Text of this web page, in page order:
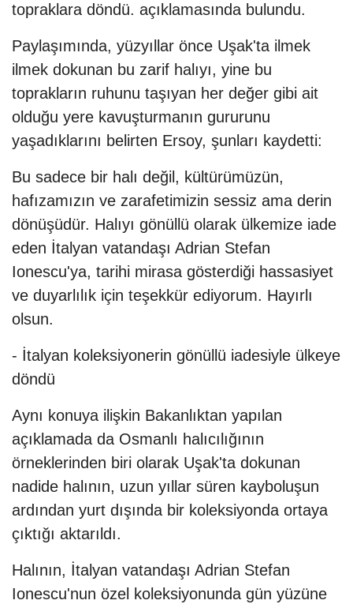
topraklara döndü. açıklamasında bulundu.
Paylaşımında, yüzyıllar önce Uşak'ta ilmek
ilmek dokunan bu zarif halıyı, yine bu
toprakların ruhunu taşıyan her değer gibi ait
olduğu yere kavuşturmanın gururunu
yaşadıklarını belirten Ersoy, şunları kaydetti:
Bu sadece bir halı değil, kültürümüzün,
hafızamızın ve zarafetimizin sessiz ama derin
dönüşüdür. Halıyı gönüllü olarak ülkemize iade
eden İtalyan vatandaşı Adrian Stefan
Ionescu'ya, tarihi mirasa gösterdiği hassasiyet
ve duyarlılık için teşekkür ediyorum. Hayırlı
olsun.
- İtalyan koleksiyonerin gönüllü iadesiyle ülkeye
döndü
Aynı konuya ilişkin Bakanlıktan yapılan
açıklamada da Osmanlı halıcılığının
örneklerinden biri olarak Uşak'ta dokunan
nadide halının, uzun yıllar süren kayboluşun
ardından yurt dışında bir koleksiyonda ortaya
çıktığı aktarıldı.
Halının, İtalyan vatandaşı Adrian Stefan
Ionescu'nun özel koleksiyonunda gün yüzüne